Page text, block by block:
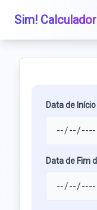
Sim!
Data de
Data de Fim